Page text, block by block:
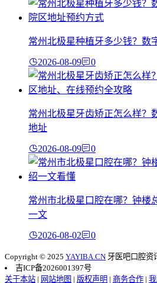
常州北极星种植牙多少钱？数
2026-08-09 0
常州北极星牙齿矫正怎么样？
地址
2026-08-09 0
常州市北极星口腔在哪？钟楼
一文
2026-08-02 0
Copyright © 2025 YAYIBA.CN 牙医吧口腔资
吉ICP备2026001397号
关于本站 | 网站地图 | 版权声明 | 商务合作 |